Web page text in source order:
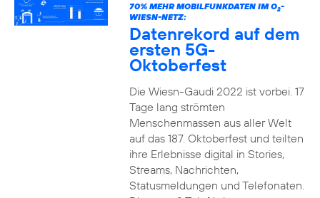
70% MEHR MOBILFUNKDATEN IM O2-
WIESN-NETZ:
Datenrekord auf dem
ersten 5G-
Oktoberfest
Die Wiesn-Gaudi 2022 ist vorbei. 17
Tage lang strömten
Menschenmassen aus aller Welt
auf das 187. Oktoberfest und teilten
ihre Erlebnisse digital in Stories,
Streams, Nachrichten,
Statusmeldungen und Telefonaten.